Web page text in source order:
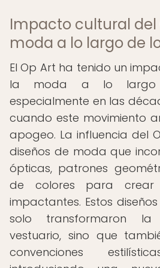
Impacto cultural del
moda a lo largo de
El Op Art ha tenido un
la moda a lo largo
especialmente en las
cuando este movimiento
apogeo. La influencia del
diseños de moda que
ópticas, patrones
de colores para crear
impactantes. Estos
solo transformaron la
vestuario, sino que
convenciones